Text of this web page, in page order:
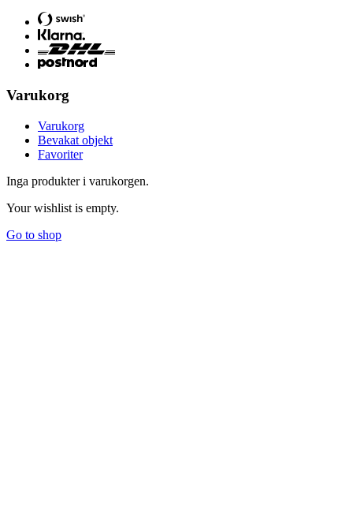
Varukorg
Varukorg
Bevakat objekt
Favoriter
Inga produkter i varukorgen.
Your wishlist is empty.
Go to shop